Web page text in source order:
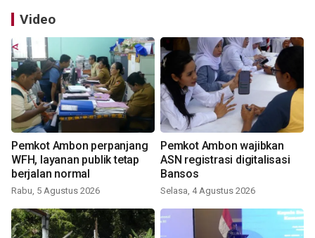
Video
Pemkot Ambon perpanjang
WFH, layanan publik tetap
berjalan normal
Rabu, 5 Agustus 2026
Pemkot Ambon wajibkan
ASN registrasi digitalisasi
Bansos
Selasa, 4 Agustus 2026